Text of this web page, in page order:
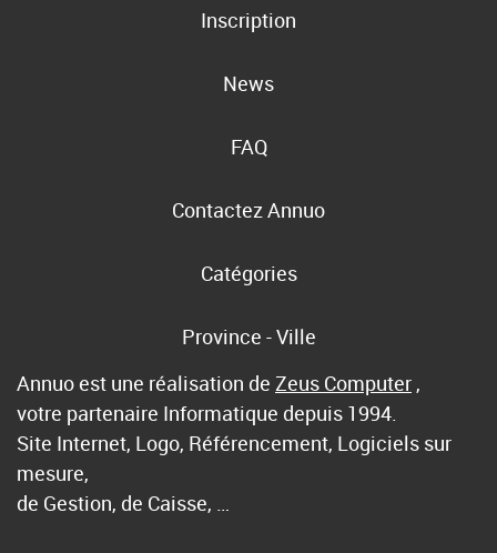
Inscription
News
FAQ
Contactez Annuo
Catégories
Province - Ville
Annuo est une réalisation de Zeus Computer ,
votre partenaire Informatique depuis 1994.
Site Internet, Logo, Référencement, Logiciels sur
mesure,
de Gestion, de Caisse, …